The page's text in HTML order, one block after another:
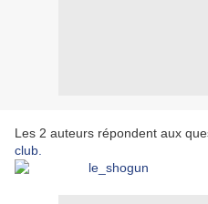
Les 2 auteurs répondent aux
club.